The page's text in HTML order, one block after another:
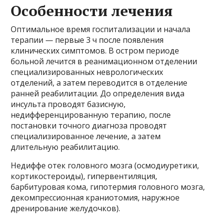
Особенности лечения
Оптимальное время госпитализации и начала
терапии — первые 3 ч после появления
клинических симптомов. В остром периоде
больной лечится в реанимационном отделении
специализированных неврологических
отделений, а затем переводится в отделение
ранней реабилитации. До определения вида
инсульта проводят базисную,
недифференцированную терапию, после
постановки точного диагноза проводят
специализированное лечение, а затем
длительную реабилитацию.
Недиффе отек головного мозга (осмодиуретики,
кортикостероиды), гипервентиляция,
барбитуровая кома, гипотермия головного мозга,
декомпрессионная краниотомия, наружное
дренирование желудочков).